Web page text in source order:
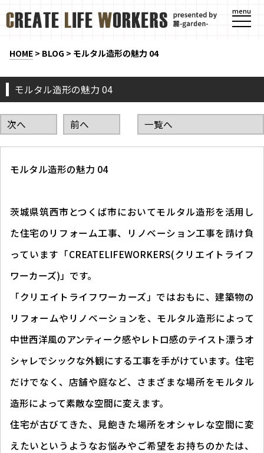
menu
HOME > BLOG > モルタル造形の魅力 04
モルタル造形の魅力 04
次へ 前へ 一覧へ
モルタル造形の魅力 04
茨城県筑西市とつくば市においてモルタル造形を活用し
た住宅のリフォーム工事、リノベーション工事を請け負
っています「CREATELIFEWORKERS(クリエイトライフ
ワーカーズ)」です。
「クリエイトライフワーカーズ」ではおもに、建築物の
リフォームやリノベーションを、モルタル造形によって
中世西洋風のアンティーク感やレトロ感のテイスト漂うオ
シャレでシックな外観にする工事を手がけています。住宅
だけでなく、店舗や庭など、さまざまな場所をモルタル
造形によって素敵な空間に変えます。
住宅が古びてきた、見飽きた場所をオシャレな空間に変
えたいというようなお悩みやご希望をお持ちのかたは、